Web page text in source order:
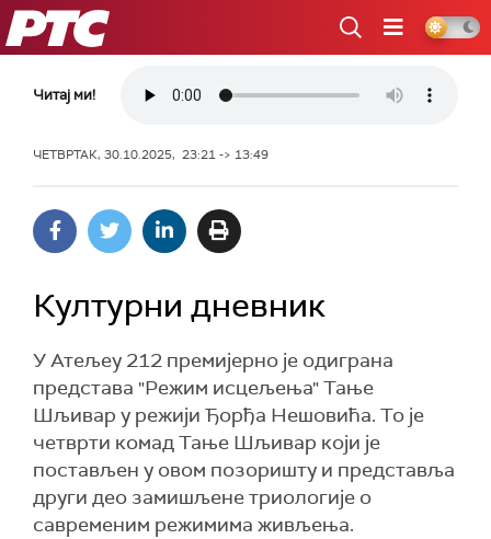
РТС
Читај ми!
ЧЕТВРТАК, 30.10.2025, 23:21 -> 13:49
Културни дневник
У Атељеу 212 премијерно је одиграна
представа "Режим исцељења" Тање
Шљивар у режији Ђорђа Нешовића. То је
четврти комад Тање Шљивар који је
постављен у овом позоришту и представља
други део замишљене триологије о
савременим режимима живљења.